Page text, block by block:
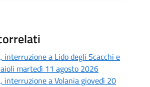
interruzione a Lido degli Scacchi e
martedì 11 agosto 2026
interruzione a Volania giovedì 20